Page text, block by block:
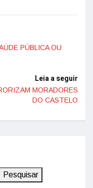
PÚBLICA OU
Leia a seguir
MORADORES
DO CASTELO
Pesquisar